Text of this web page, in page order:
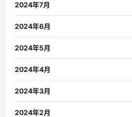
2024年7月
2024年6月
2024年5月
2024年4月
2024年3月
2024年2月